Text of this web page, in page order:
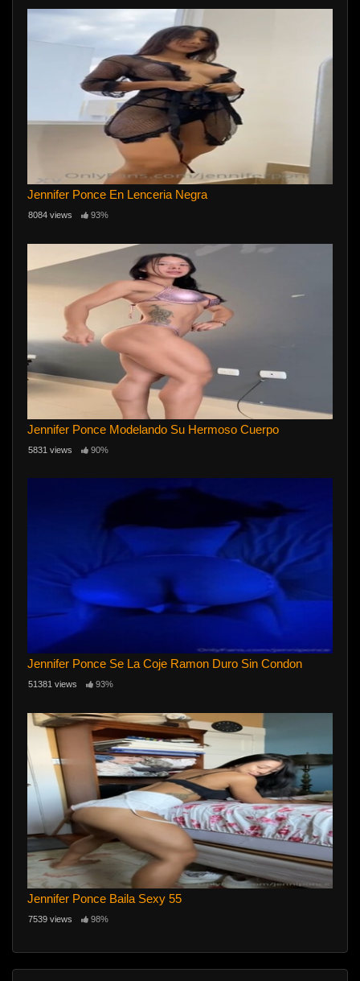
Jennifer Ponce En Lenceria Negra
8084 views 93%
Jennifer Ponce Modelando Su Hermoso Cuerpo
5831 views 90%
Jennifer Ponce Se La Coje Ramon Duro Sin Condon
51381 views 93%
Jennifer Ponce Baila Sexy 55
7539 views 98%